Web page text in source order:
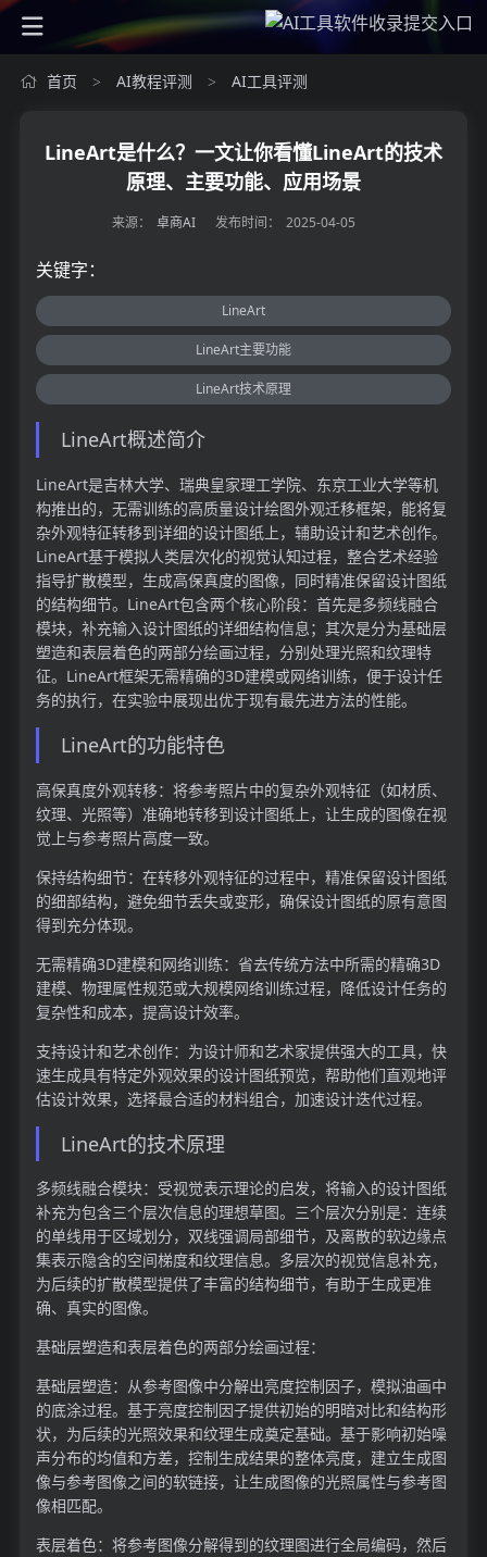
首页 > AI教程评测 > AI工具评测
LineArt是什么？一文让你看懂LineArt的技术
原理、主要功能、应用场景
来源： 卓商AI 发布时间： 2025-04-05
关键字：
LineArt
LineArt主要功能
LineArt技术原理
LineArt概述简介
LineArt是吉林大学、瑞典皇家理工学院、东京工业大学等机
构推出的，无需训练的高质量设计绘图外观迁移框架，能将复
杂外观特征转移到详细的设计图纸上，辅助设计和艺术创作。
LineArt基于模拟人类层次化的视觉认知过程，整合艺术经验
指导扩散模型，生成高保真度的图像，同时精准保留设计图纸
的结构细节。LineArt包含两个核心阶段：首先是多频线融合
模块，补充输入设计图纸的详细结构信息；其次是分为基础层
塑造和表层着色的两部分绘画过程，分别处理光照和纹理特
征。LineArt框架无需精确的3D建模或网络训练，便于设计任
务的执行，在实验中展现出优于现有最先进方法的性能。
LineArt的功能特色
高保真度外观转移：将参考照片中的复杂外观特征（如材质、
纹理、光照等）准确地转移到设计图纸上，让生成的图像在视
觉上与参考照片高度一致。
保持结构细节：在转移外观特征的过程中，精准保留设计图纸
的细部结构，避免细节丢失或变形，确保设计图纸的原有意图
得到充分体现。
无需精确3D建模和网络训练：省去传统方法中所需的精确3D
建模、物理属性规范或大规模网络训练过程，降低设计任务的
复杂性和成本，提高设计效率。
支持设计和艺术创作：为设计师和艺术家提供强大的工具，快
速生成具有特定外观效果的设计图纸预览，帮助他们直观地评
估设计效果，选择最合适的材料组合，加速设计迭代过程。
LineArt的技术原理
多频线融合模块：受视觉表示理论的启发，将输入的设计图纸
补充为包含三个层次信息的理想草图。三个层次分别是：连续
的单线用于区域划分，双线强调局部细节，及离散的软边缘点
集表示隐含的空间梯度和纹理信息。多层次的视觉信息补充，
为后续的扩散模型提供了丰富的结构细节，有助于生成更准
确、真实的图像。
基础层塑造和表层着色的两部分绘画过程：
基础层塑造：从参考图像中分解出亮度控制因子，模拟油画中
的底涂过程。基于亮度控制因子提供初始的明暗对比和结构形
状，为后续的光照效果和纹理生成奠定基础。基于影响初始噪
声分布的均值和方差，控制生成结果的整体亮度，建立生成图
像与参考图像之间的软链接，让生成图像的光照属性与参考图
像相匹配。
表层着色：将参考图像分解得到的纹理图进行全局编码，然后